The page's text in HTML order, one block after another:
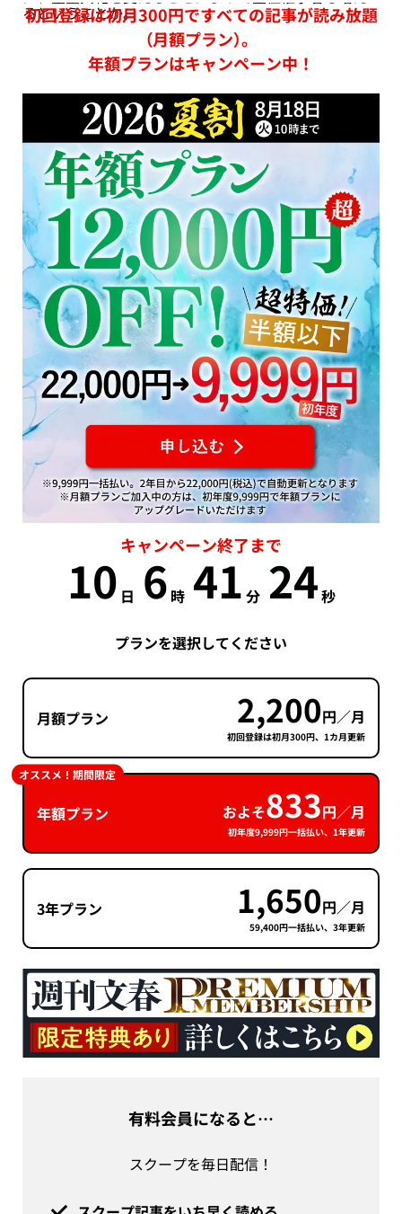
るということか。
初回登録は初月300円ですべての記事が読み放題
（月額プラン）。
年額プランはキャンペーン中！
キャンペーン終了まで
10 日 6 時 41 分 23秒
プランを選択してください
月額プラン 2,200円／月
初回登録は初月300円、1カ月更新
年額プラン およそ833円／月
初年度9,999円一括払い、1年更新
オススメ！期間限定
3年プラン 1,650円／月
59,400円一括払い、3年更新
有料会員になると…
スクープを毎日配信！